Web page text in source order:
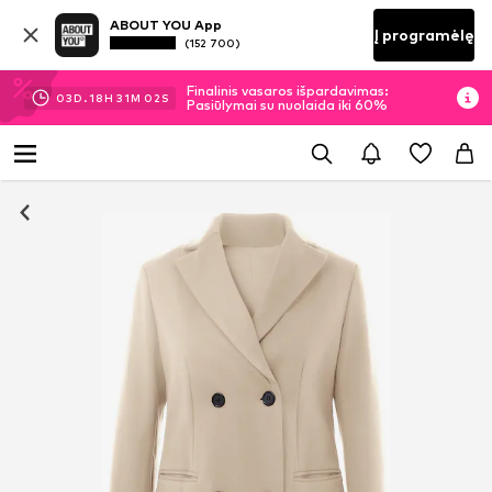
ABOUT YOU App
(152 700) Į programėlę
03D.18H 31M 01 S
Finalinis vasaros išpardavimas:
Pasiūlymai su nuolaida iki 60%